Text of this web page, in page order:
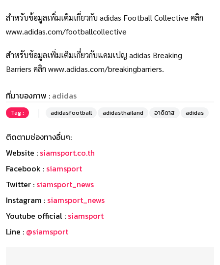
สำหรับข้อมูลเพิ่มเติมเกี่ยวกับ adidas Football Collective คลิก
www.adidas.com/footballcollective
สำหรับข้อมูลเพิ่มเติมเกี่ยวกับแคมเปญ adidas Breaking
Barriers คลิก www.adidas.com/breakingbarriers.
ที่มาของภาพ : adidas
Tag : adidasfootball adidasthailand อาดิดาส adidas
ติดตามช่องทางอื่นๆ:
Website : siamsport.co.th
Facebook : siamsport
Twitter : siamsport_news
Instagram : siamsport_news
Youtube official : siamsport
Line : @siamsport